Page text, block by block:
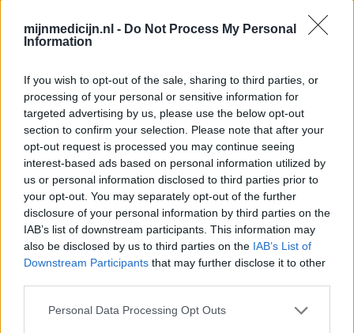
mijnmedicijn.nl - Do Not Process My Personal
Information
If you wish to opt-out of the sale, sharing to third parties, or
processing of your personal or sensitive information for
targeted advertising by us, please use the below opt-out
section to confirm your selection. Please note that after your
opt-out request is processed you may continue seeing
interest-based ads based on personal information utilized by
us or personal information disclosed to third parties prior to
your opt-out. You may separately opt-out of the further
disclosure of your personal information by third parties on the
IAB’s list of downstream participants. This information may
also be disclosed by us to third parties on the IAB’s List of
Downstream Participants that may further disclose it to other
Personal Data Processing Opt Outs
Te hogr PSA
Hoeveelheid bijwerkingen
Na verwijdering prostaat in 1996 nam daarna de PSA
langzaam weer toe tot we op 20 kwamen. Uroloog
besloot toen Eiligard (Synthetisch vrouwelijk hormoon)
toe te gaan passen. Psa is nu weer terug naar geriefelijke
Nul. Bijwerkingen vooral hot flushes (krijg er een pil
tegen) en borst groei. Na het eerste jaar voel ik mij nu
normaal en voel mij goed. Doe wel een uur per dag[lees
meer...]
geef mening 0 reacties